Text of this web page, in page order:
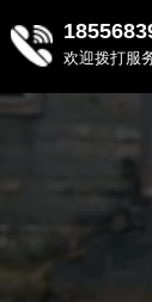
欢迎拨打服